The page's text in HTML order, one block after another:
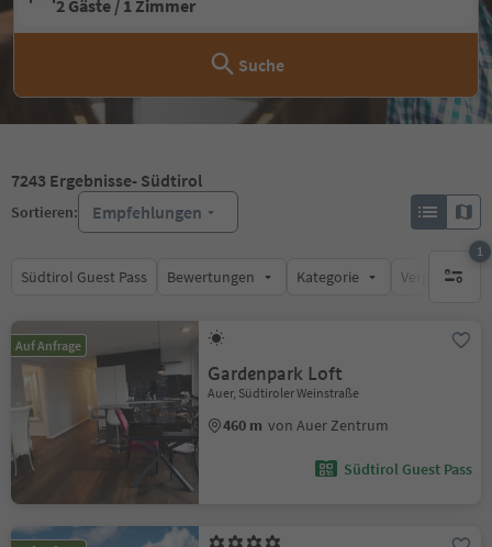
2 Gäste / 1 Zimmer
Suche
7243 Ergebnisse- Südtirol
Sortieren: Empfehlungen
Südtirol Guest Pass Bewertungen Kategorie
1
1
Auf Anfrage
Gardenpark Loft
Auer, Südtiroler Weinstraße
460 m von Auer Zentrum
Südtirol Guest Pass